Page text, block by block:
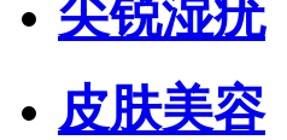
尖锐湿疣
皮肤美容